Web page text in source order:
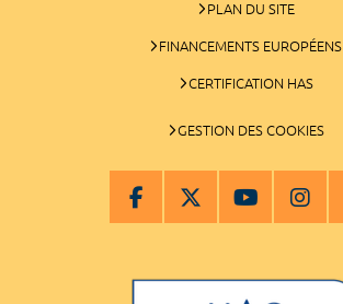
PLAN DU SITE
FINANCEMENTS EUROPÉENS
CERTIFICATION HAS
GESTION DES COOKIES